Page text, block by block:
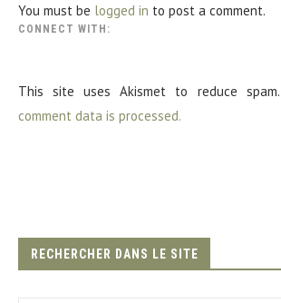
You must be logged in to post a comment.
CONNECT WITH:
This site uses Akismet to reduce spam.
comment data is processed.
RECHERCHER DANS LE SITE